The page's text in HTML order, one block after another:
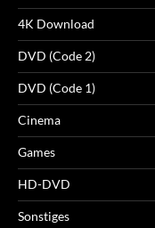
4K Download
DVD (Code 2)
DVD (Code 1)
Cinema
Games
HD-DVD
Sonstiges